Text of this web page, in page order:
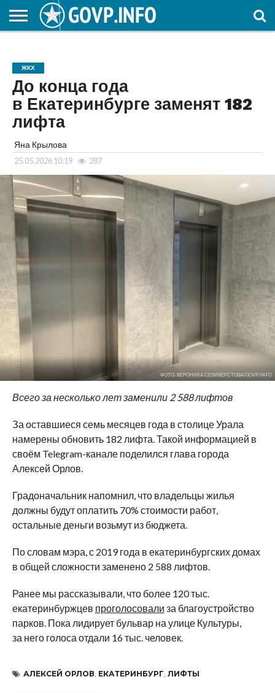
ОБРАЗОВАНИЕ
ЖКХ
До конца года
в Екатеринбурге заменят 182
лифта
Яна Крылова
25.05.2026 10:19 287
ФОТО: ВЕРОНИКА СЕЛИВЕРСТОВА/GOVP.INFO
Всего за несколько лет заменили 2 588 лифтов
За оставшиеся семь месяцев года в столице Урала
намерены обновить 182 лифта. Такой информацией в
своём Telegram-канале поделился глава города
Алексей Орлов.
Градоначальник напомнил, что владельцы жилья
должны будут оплатить 70% стоимости работ,
остальные деньги возьмут из бюджета.
По словам мэра, с 2019 года в екатеринбургских домах
в общей сложности заменено 2 588 лифтов.
Ранее мы рассказывали, что более 120 тыс.
екатеринбуржцев проголосовали за благоустройство
парков. Пока лидирует бульвар на улице Культуры,
за него голоса отдали 16 тыс. человек.
АЛЕКСЕЙ ОРЛОВ, ЕКАТЕРИНБУРГ, ЛИФТЫ